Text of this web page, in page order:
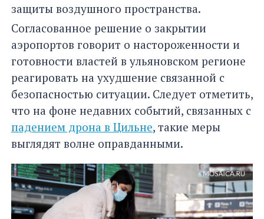
защиты воздушного пространства.
Согласованное решение о закрытии
аэропортов говорит о настороженности и
готовности властей в ульяновском регионе
реагировать на ухудшение связанной с
безопасностью ситуации. Следует отметить,
что на фоне недавних событий, связанных с
падением дрона в Цильне, такие меры
выглядят волне оправданными.